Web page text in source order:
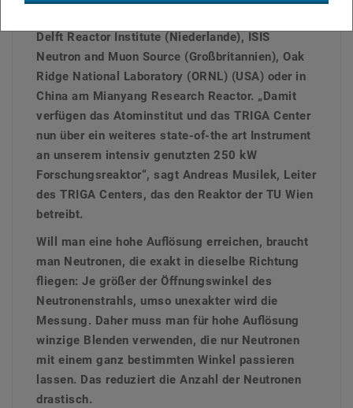
Delft Reactor Institute (Niederlande), ISIS
Neutron and Muon Source (Großbritannien), Oak
Ridge National Laboratory (ORNL) (USA) oder in
China am Mianyang Research Reactor. „Damit
verfügen das Atominstitut und das TRIGA Center
nun über ein weiteres state-of-the art Instrument
an unserem intensiv genutzten 250 kW
Forschungsreaktor“, sagt Andreas Musilek, Leiter
des TRIGA Centers, das den Reaktor der TU Wien
betreibt.
Will man eine hohe Auflösung erreichen, braucht
man Neutronen, die exakt in dieselbe Richtung
fliegen: Je größer der Öffnungswinkel des
Neutronenstrahls, umso unexakter wird die
Messung. Daher muss man für hohe Auflösung
winzige Blenden verwenden, die nur Neutronen
mit einem ganz bestimmten Winkel passieren
lassen. Das reduziert die Anzahl der Neutronen
drastisch.